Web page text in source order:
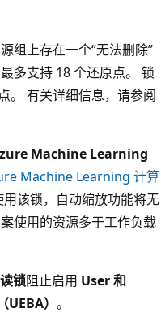
组上存在一个“无法删除”
多支持 18 个还原点。 锁
。 有关详细信息，请参阅
Machine Learning
Machine Learning 计算
该锁，自动缩放功能将无
使用的资源多于工作负载
锁阻止启用 User 和
） 。